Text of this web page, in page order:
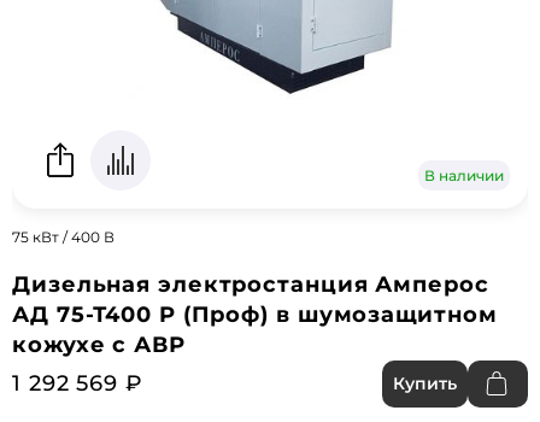
В наличии
75 кВт / 400 В
Дизельная электростанция Амперос
АД 75-Т400 P (Проф) в шумозащитном
кожухе с АВР
1 292 569 ₽
Купить